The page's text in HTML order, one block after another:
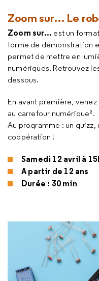
Zoom sur… Le
Zoom sur... est un
forme de démonstration
permet de mettre en
numériques. Retrouvez
dessous.
En avant première,
au carrefour numérique².
Au programme : un
coopération !
Samedi 12 avril à
A partir de 12 ans
Durée : 30 min